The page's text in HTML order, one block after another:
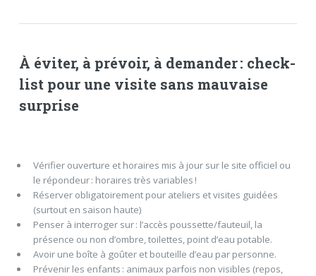
À éviter, à prévoir, à demander : check-
list pour une visite sans mauvaise
surprise
Vérifier ouverture et horaires mis à jour sur le site officiel ou
le répondeur : horaires très variables !
Réserver obligatoirement pour ateliers et visites guidées
(surtout en saison haute)
Penser à interroger sur : l’accès poussette/fauteuil, la
présence ou non d’ombre, toilettes, point d’eau potable.
Avoir une boîte à goûter et bouteille d’eau par personne.
Prévenir les enfants : animaux parfois non visibles (repos,